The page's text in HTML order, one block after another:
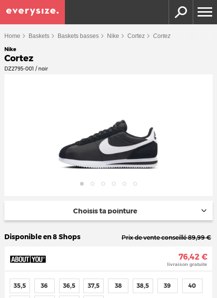
Home Baskets Baskets basses Nike Cortez Cortez
Nike
Cortez
DZ2795-001 / noir
Choisis ta pointure
Disponible en 8 Shops Prix de vente conseillé 89,99 €
76,42 €
livraison gratuite
35,5 36 36,5 37,5 38 38,5 39 40